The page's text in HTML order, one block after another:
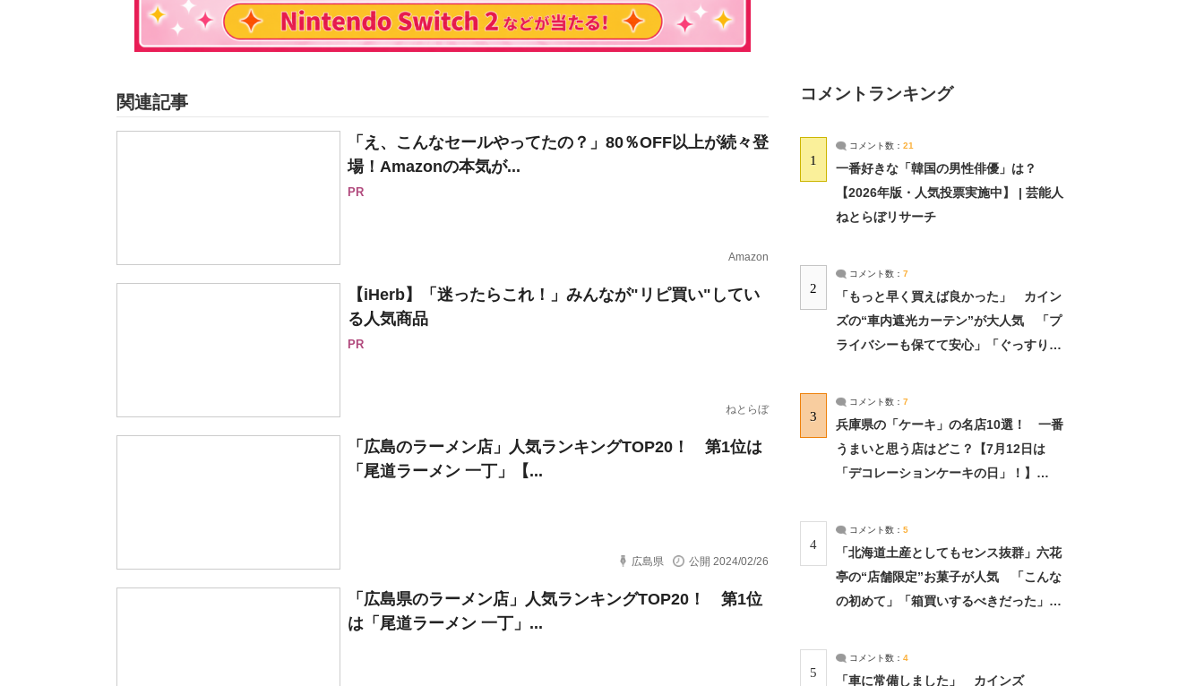
関連記事
「え、こんなセールやってたの？」80％OFF以上が続々登
場！Amazonの本気が...
PR
Amazon
【iHerb】「迷ったらこれ！」みんなが"リピ買い"してい
る人気商品
PR
ねとらぼ
「広島のラーメン店」人気ランキングTOP20！ 第1位は
「尾道ラーメン 一丁」【...
広島県 公開 2024/02/26
「広島県のラーメン店」人気ランキングTOP20！ 第1位
は「尾道ラーメン 一丁」...
コメントランキング
1
コメント数： 21
一番好きな「韓国の男性俳優」は？
【2026年版・人気投票実施中】 | 芸能人
ねとらぼリサーチ
2
コメント数： 7
「もっと早く買えば良かった」 カイン
ズの“車内遮光カーテン”が大人気 「プ
ライバシーも保てて安心」「ぐっすり眠
3
コメント数： 7
兵庫県の「ケーキ」の名店10選！ 一番
うまいと思う店はどこ？【7月12日は
「デコレーションケーキの日」！】
4
コメント数： 5
「北海道土産としてもセンス抜群」六花
亭の“店舗限定”お菓子が人気 「こんな
の初めて」「箱買いするべきだった」
5
コメント数： 4
「車に常備しました」 カインズ